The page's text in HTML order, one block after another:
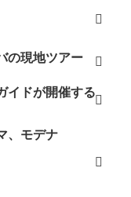
の現地ツアー
イドが開催する
、モデナ